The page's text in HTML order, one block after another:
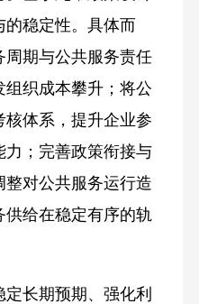
的稳定性。具体而
期与公共服务责任
织成本攀升；将公
体系，提升企业参
；完善政策衔接与
对公共服务运行造
供给在稳定有序的轨
长期预期、强化利